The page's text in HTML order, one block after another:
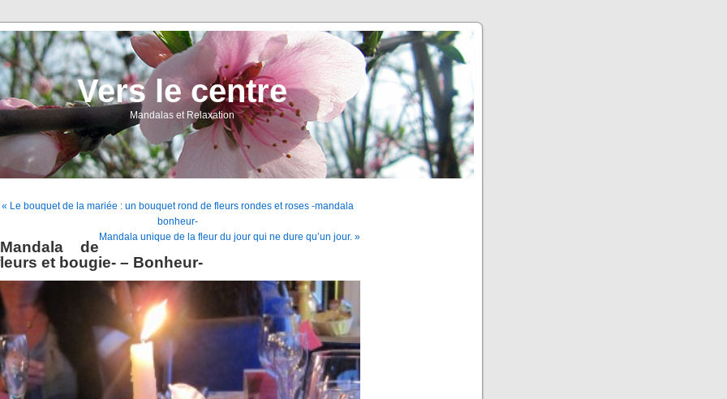
Vers le centre
Mandalas et Relaxation
« Le bouquet de la mariée : un bouquet rond de fleurs rondes et roses -mandala
bonheur-
Mandala unique de la fleur du jour qui ne dure qu’un jour. »
de
et bougie- – Bonheur-